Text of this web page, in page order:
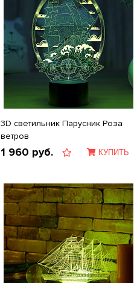
3D светильник Парусник Роза
ветров
1 960 руб. КУПИТЬ